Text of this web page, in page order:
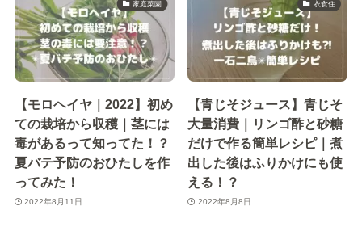
家庭菜園
【モロヘイヤ｜2022】初め
ての栽培から収穫｜茎には
毒があるって知ってた！？
夏バテ予防のおひたしを作
ってみた！
2022年8月11日
衣食住
【青じそジュース】青じそ
大量消費｜リンゴ酢と砂糖
だけで作る簡単レシピ｜煮
出した後はふりかけにも使
える！？
2022年8月8日